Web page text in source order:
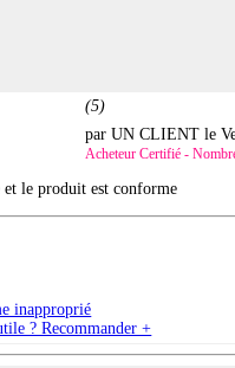
(5)
par UN CLIENT le
Acheteur Certifié -
le produit est conforme
inapproprié
? Recommander +